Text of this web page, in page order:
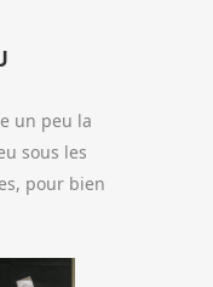
un peu la
sous les
pour bien